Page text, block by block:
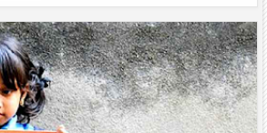
Aug
2026
यातायात बहाल।